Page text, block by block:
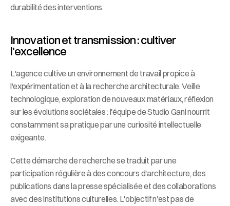
durabilité des interventions.
Innovation et transmission : cultiver
l'excellence
L'agence cultive un environnement de travail propice à
l'expérimentation et à la recherche architecturale. Veille
technologique, exploration de nouveaux matériaux, réflexion
sur les évolutions sociétales : l'équipe de Studio Gani nourrit
constamment sa pratique par une curiosité intellectuelle
exigeante.
Cette démarche de recherche se traduit par une
participation régulière à des concours d'architecture, des
publications dans la presse spécialisée et des collaborations
avec des institutions culturelles. L'objectif n'est pas de